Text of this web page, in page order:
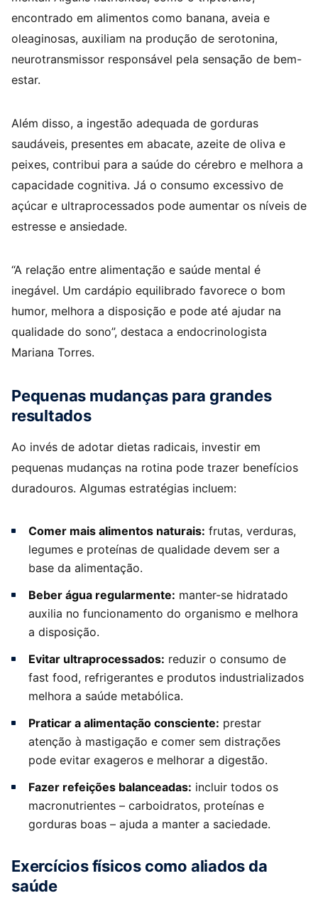
encontrado em alimentos como banana, aveia e
oleaginosas, auxiliam na produção de serotonina,
neurotransmissor responsável pela sensação de bem-
estar.
Além disso, a ingestão adequada de gorduras
saudáveis, presentes em abacate, azeite de oliva e
peixes, contribui para a saúde do cérebro e melhora a
capacidade cognitiva. Já o consumo excessivo de
açúcar e ultraprocessados pode aumentar os níveis de
estresse e ansiedade.
“A relação entre alimentação e saúde mental é
inegável. Um cardápio equilibrado favorece o bom
humor, melhora a disposição e pode até ajudar na
qualidade do sono”, destaca a endocrinologista
Mariana Torres.
Pequenas mudanças para grandes
resultados
Ao invés de adotar dietas radicais, investir em
pequenas mudanças na rotina pode trazer benefícios
duradouros. Algumas estratégias incluem:
Comer mais alimentos naturais: frutas, verduras,
legumes e proteínas de qualidade devem ser a
base da alimentação.
Beber água regularmente: manter-se hidratado
auxilia no funcionamento do organismo e melhora
a disposição.
Evitar ultraprocessados: reduzir o consumo de
fast food, refrigerantes e produtos industrializados
melhora a saúde metabólica.
Praticar a alimentação consciente: prestar
atenção à mastigação e comer sem distrações
pode evitar exageros e melhorar a digestão.
Fazer refeições balanceadas: incluir todos os
macronutrientes – carboidratos, proteínas e
gorduras boas – ajuda a manter a saciedade.
Exercícios físicos como aliados da
saúde